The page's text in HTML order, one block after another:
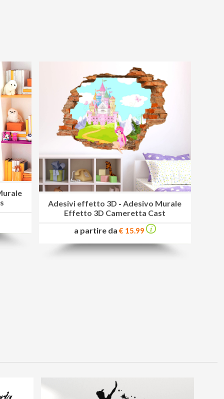
Adesivi effetto 3D - Adesivo Murale
Effetto 3D Cameretta Cast
a partire da € 15.99